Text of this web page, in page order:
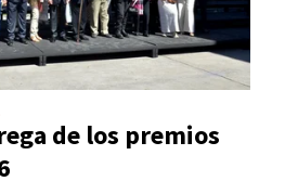
de los premios